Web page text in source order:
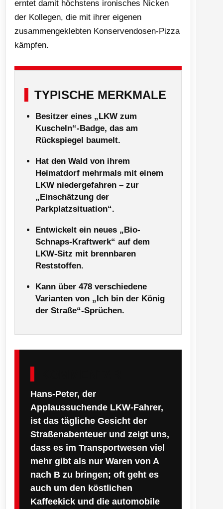
erntet damit höchstens ironisches Nicken
der Kollegen, die mit ihrer eigenen
zusammengeklebten Konservendosen-Pizza
kämpfen.
TYPISCHE MERKMALE
Besitzer eines „LKW zum
Kuscheln“-Badge, das am
Rückspiegel baumelt.
Hat den Wald von ihrem
Heimatdorf mehrmals mit einem
LKW niedergefahren – zur
„Einschätzung der
Parkplatzsituation“.
Entwickelt ein neues „Bio-
Schnaps-Kraftwerk“ auf dem
LKW-Sitz mit brennbaren
Reststoffen.
Kann über 478 verschiedene
Varianten von „Ich bin der König
der Straße“-Sprüchen.
Hans-Peter, der
Applaussuchende LKW-Fahrer,
ist das tägliche Gesicht der
Straßenabenteuer und zeigt uns,
dass es im Transportwesen viel
mehr gibt als nur Waren von A
nach B zu bringen; oft geht es
auch um den köstlichen
Kaffeekick und die automobile